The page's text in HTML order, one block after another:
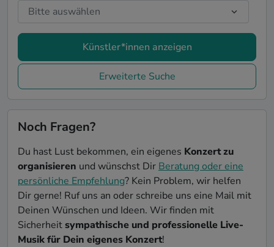
Künstler*innen anzeigen
Erweiterte Suche
Noch Fragen?
Du hast Lust bekommen, ein eigenes Konzert zu
organisieren und wünschst Dir Beratung oder eine
persönliche Empfehlung? Kein Problem, wir helfen
Dir gerne! Ruf uns an oder schreibe uns eine Mail mit
Deinen Wünschen und Ideen. Wir finden mit
Sicherheitsympathische und professionelle Live-
Musik für Dein eigenes Konzert!